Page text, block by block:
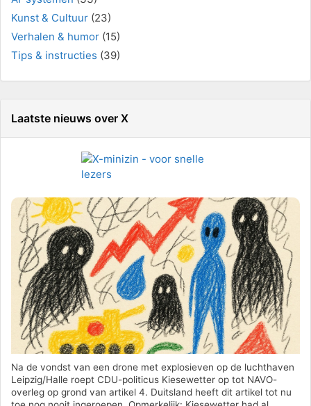
Kunst & Cultuur (23)
Verhalen & humor (15)
Tips & instructies (39)
Laatste nieuws over X
Na de vondst van een drone met explosieven op de luchthaven
Leipzig/Halle roept CDU-politicus Kiesewetter op tot NAVO-
overleg op grond van artikel 4. Duitsland heeft dit artikel tot nu